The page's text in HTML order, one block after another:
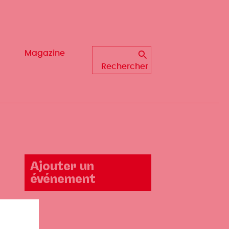
Magazine
Rechercher
Magazine
Rechercher
Ajouter un
événement